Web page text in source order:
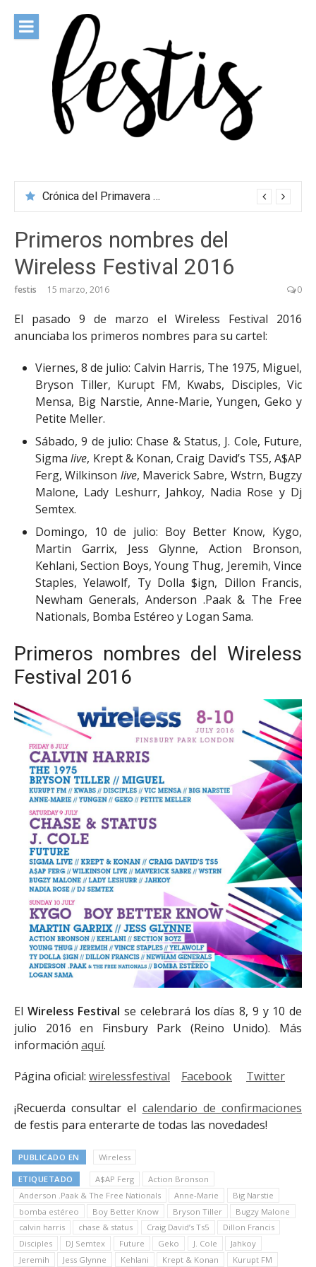
contenido
Crónica del Primavera Sound Porto 2026
Primeros nombres del
Wireless Festival 2016
festis 15 marzo, 2016 0
El pasado 9 de marzo el Wireless Festival 2016
anunciaba los primeros nombres para su cartel:
Viernes, 8 de julio: Calvin Harris, The 1975, Miguel,
Bryson Tiller, Kurupt FM, Kwabs, Disciples, Vic
Mensa, Big Narstie, Anne-Marie, Yungen, Geko y
Petite Meller.
Sábado, 9 de julio: Chase & Status, J. Cole, Future,
Sigmalive, Krept & Konan, Craig David’s TS5, A$AP
Ferg, Wilkinson live, Maverick Sabre, Wstrn, Bugzy
Malone, Lady Leshurr, Jahkoy, Nadia Rose y Dj
Semtex.
Domingo, 10 de julio: Boy Better Know, Kygo,
Martin Garrix, Jess Glynne, Action Bronson,
Kehlani, Section Boys, Young Thug, Jeremih, Vince
Staples, Yelawolf, Ty Dolla $ign, Dillon Francis,
Newham Generals, Anderson .Paak & The Free
Nationals, Bomba Estéreo y Logan Sama.
Primeros nombres del Wireless
Festival 2016
El Wireless Festival se celebrará los días 8, 9 y 10 de
julio 2016 en Finsbury Park (Reino Unido). Más
información aquí.
Página oficial: wirelessfestival Facebook Twitter
¡Recuerda consultar el calendario de confirmaciones
de festis para enterarte de todas las novedades!
PUBLICADO EN Wireless
ETIQUETADO A$AP Ferg
Action Bronson
Anderson .Paak & The Free Nationals
Anne-Marie
Big Narstie
bomba estéreo
Boy Better Know Bryson Tiller
Bugzy Malone
calvin harris
chase & status Craig David’s Ts5
Dillon Francis
Disciples
DJ Semtex Future Geko J. Cole
Jahkoy
Jeremih
Jess Glynne Kehlani Krept & Konan Kurupt FM